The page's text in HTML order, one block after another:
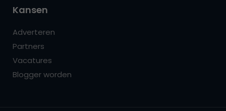
Kansen
Adverteren
Partners
Vacatures
Blogger worden